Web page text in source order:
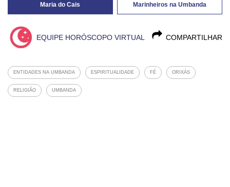
Maria do Cais Marinheiros na Umbanda
COMPARTILHAR
EQUIPE HORÓSCOPO VIRTUAL
ENTIDADES NA UMBANDA ESPIRITUALIDADE FÉ ORIXÁS
RELIGIÃO UMBANDA